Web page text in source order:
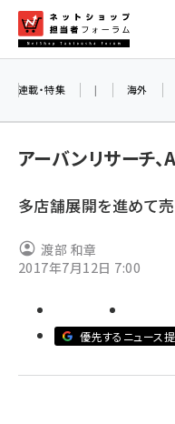
ン
ネッ
amazon (2259)
楽天 (1874)
ecbeing (1211)
アスクル (1122)
base (1083)
連載・特集 | 海外
アーバンリサーチ
多店舗展開を進めて
渡部 和章
2017年7月12日 7:00
優先するニュース